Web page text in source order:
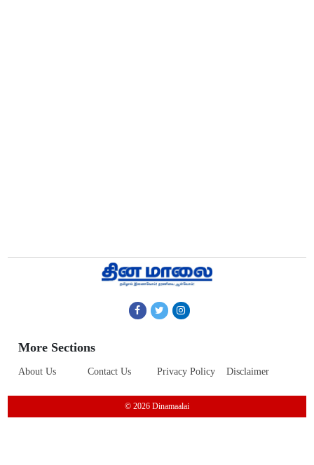
More Sections
About Us Contact Us Privacy Policy Disclaimer
© 2026 Dinamaalai